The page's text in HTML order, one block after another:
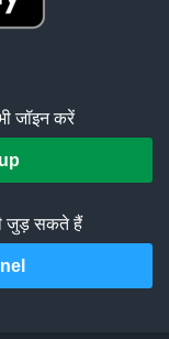
जॉइन करें
जुड़ सकते हैं